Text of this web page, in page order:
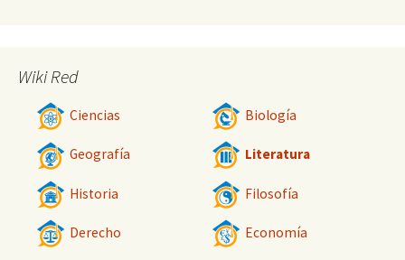
Wiki Red
Ciencias Biología
Geografía Literatura
Historia Filosofía
Derecho Economía